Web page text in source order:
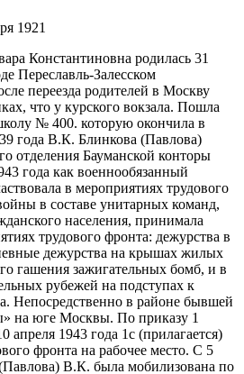
1921
Константиновна родилась 31
Переславль-Залесском
переезда родителей в Москву
что у курского вокзала. Пошла
№ 400. которую окончила в
года В.К. Блинкова (Павлова)
отделения Бауманской конторы
года как военнообязанный
в мероприятиях трудового
в составе унитарных команд,
населения, принимала
трудового фронта: дежурства в
дежурства на крышах жилых
гашения зажигательных бомб, и в
рубежей на подступах к
Непосредственно в районе бывшей
на юге Москвы. По приказу 1
апреля 1943 года 1с (прилагается)
фронта на рабочее место. С 5
В.К. была мобилизована по